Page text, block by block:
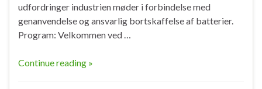
udfordringer industrien møder i forbindelse med
genanvendelse og ansvarlig bortskaffelse af batterier.
Program: Velkommen ved …
Continue reading »